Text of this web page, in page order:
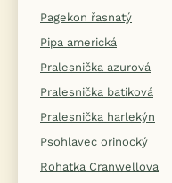
Pagekon řasnatý
Pipa americká
Pralesnička azurová
Pralesnička batiková
Pralesnička harlekýn
Psohlavec orinocký
Rohatka Cranwellova